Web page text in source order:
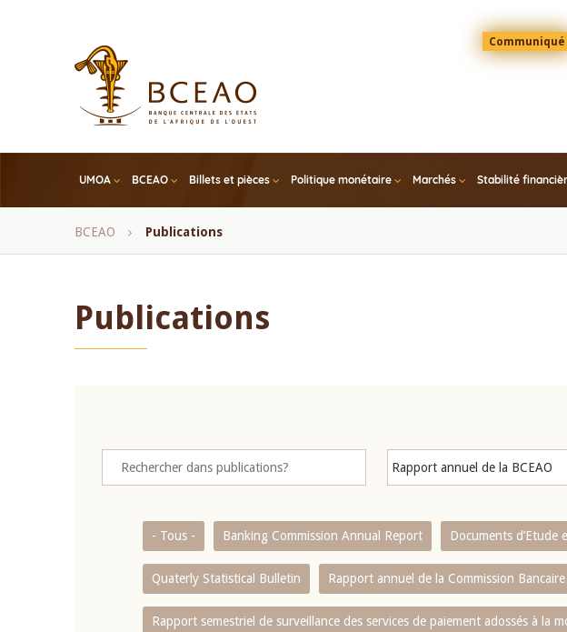
Menu
Top
Communiqué
UMOA BCEAO Billets et pièces Politique monétaire Marchés Stabilité
Fil
BCEAO Publications
Publications
- Tous - Banking Commission Annual Report Documents d’Etude
Quaterly Statistical Bulletin Rapport annuel de la Commission Bancaire
Rapport semestriel de surveillance des services de paiement adossés à la